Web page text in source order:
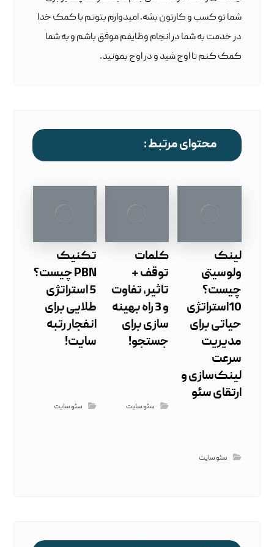
شما تو کسب و کارتون بشه. امیدوارم بتونم با کمک خدا
در خدمت به شما در انجام وظایفم موفق باشم و به شما
کمک کنم تا اوج شید و در اوج بمونید.
محتوای مرتبط :
لینک
ولوسیتی
چیست؟
10استراتژی
حیاتی برای
مدیریت
سرعت
لینک‌سازی و
ارتقای سئو
سئو سایت
کلمات
توقف +
تاثیر، تفاوت
و 3 راه بهینه
سازی برای
جستجو!
سئو سایت
تکنیک
PBN چیست؟
5 استراتژی
طلایی برای
انفجار رتبه
سایت!
سئو سایت